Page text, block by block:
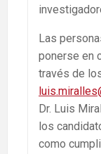
Las
ponerse en
través de
Dr. Luis
los
como